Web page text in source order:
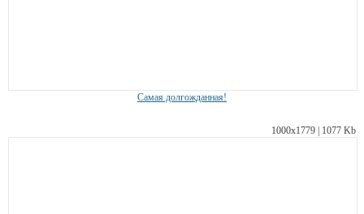
Самая долгожданная!
1000х1779 | 1077 Kb